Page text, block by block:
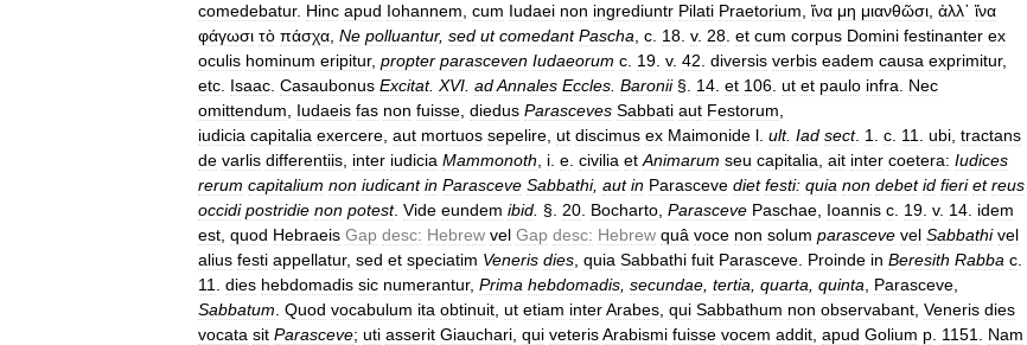
comedebatur. Hinc apud Iohannem cum Iudaei non ingrediuntr Pilati Praetorium ἵνα μη μιανθῶσι ἀλλ᾿ ἵνα
φάγωσι τὸ πάσχα Ne polluantur, sed ut comedant Pascha c 18 v. 28 et cum corpus Domini festinanter ex
oculis hominum eripitur, propter parasceven Iudaeorum c 19 v. 42 diversis verbis eadem causa exprimitur,
etc Isaac Casaubonus Excitat. XVI adAnnales Eccles Baronii§. 14 et 106 ut et paulo infra
Nec
omittendum
Iudaeis fas non fuisse diedus Parasceves Sabbati aut Festorum
iudicia capitalia exercere aut mortuos sepelire ut discimus ex Maimonide l ult. Iad sect. 1 c 11 ubi tractans
de varlis differentiis inter iudicia Mammonoth i e civilia et Animarum seu capitalia ait inter coetera: Iudices
rerum capitalium non iudicant in Parasceve Sabbathi, aut in Parasceve diet festi: quia non debet id fieri et reus
occidi postridie non potest. Vide eundem ibid §. 20 Bocharto Parasceve Paschae Ioannis c 19 v. 14 idem
est quod Hebraeis Gap desc: Hebrew vel Gap desc: Hebrew quâ voce non solum parasceve vel Sabbathi vel
alius festi appellatur, sed et speciatim Veneris dies quia Sabbathi fuit Parasceve Proinde in Beresith Rabba c
11
dies hebdomadis sic numerantur, Prima hebdomadis secundae tertia quarta quinta Parasceve
Sabbatum Quod vocabulum ita obtinuit ut etiam interArabes qui Sabbathum non observabant Veneris dies
vocata sit Parasceve; uti asserit Giauchari qui veterisArabismi fuisse vocem addit apud Golium p 1151
Nam